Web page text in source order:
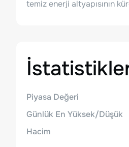
temiz enerji altyapısının
Piyasa Değeri
Günlük En Yüksek/Düşük
Hacim